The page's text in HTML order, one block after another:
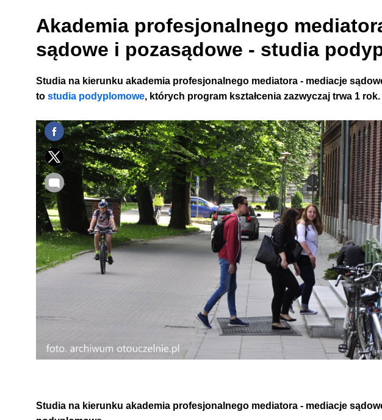
Akademia profesjonalnego
sądowe i pozasądowe - studia
Studia na kierunku akademia profesjonalnego mediatora - mediacje
to studia podyplomowe, których program kształcenia zazwyczaj trwa 1 rok.
Studia na kierunku akademia profesjonalnego mediatora - mediacje